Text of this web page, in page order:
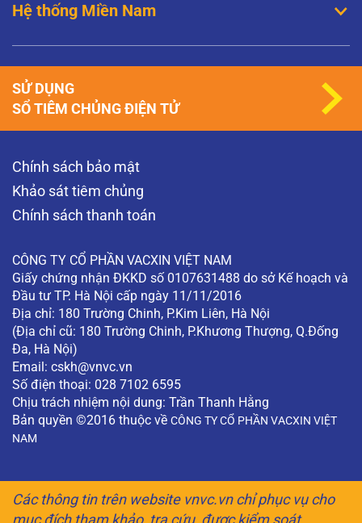
Hệ thống Miền Nam
Chính sách bảo mật
Khảo sát tiêm chủng
Chính sách thanh toán
CÔNG TY CỔ PHẦN VACXIN VIỆT NAM
Giấy chứng nhận ĐKKD số 0107631488 do sở Kế hoạch và
Đầu tư TP. Hà Nội cấp ngày 11/11/2016
Địa chỉ: 180 Trường Chinh, P.Kim Liên, Hà Nội
(Địa chỉ cũ: 180 Trường Chinh, P.Khương Thượng, Q.Đống
Đa, Hà Nội)
Email: cskh@vnvc.vn
Số điện thoại: 028 7102 6595
Chịu trách nhiệm nội dung: Trần Thanh Hằng
Bản quyền ©2016 thuộc về CÔNG TY CỔ PHẦN VACXIN VIỆT
NAM
SỬ DỤNG
SỔ TIÊM CHỦNG ĐIỆN TỬ
Các thông tin trên website vnvc.vn chỉ phục vụ cho
mục đích tham khảo, tra cứu, được kiểm soát